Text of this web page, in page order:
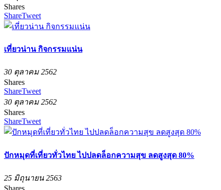
Shares
ShareTweet
เที่ยวน่าน กิจกรรมแน่น
30 ตุลาคม 2562
Shares
ShareTweet
30 ตุลาคม 2562
Shares
ShareTweet
ปักหมุดที่เที่ยวทั่วไทย ไปปลดล็อกความสุข ลดสูงสุด 80%
25 มิถุนายน 2563
Shares